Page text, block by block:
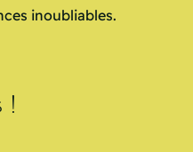
inoubliables.